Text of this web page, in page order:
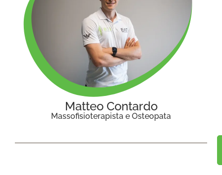
Matteo Contardo
Massofisioterapista e Osteopata